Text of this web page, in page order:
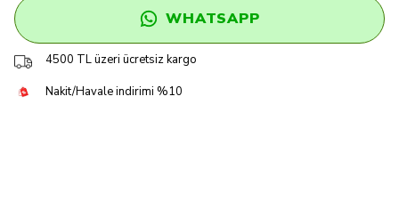
WHATSAPP
4500 TL üzeri ücretsiz kargo
Nakit/Havale indirimi %10